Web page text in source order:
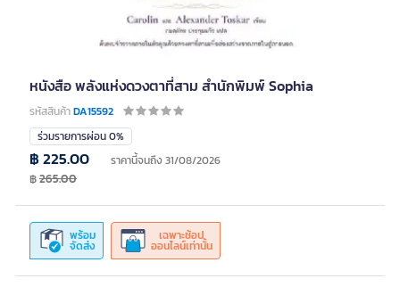
หนังสือ พลังแห่งดวงตาที่สาม สำนักพิมพ์ Sophia
รหัสสินค้าDA15592
ร่วมรายการผ่อน 0%
พร้อม
จัดส่ง
เฉพาะช้อป
ออนไลน์เท่านั้น
฿ 225.00 ราคานี้จนถึง 31/08/2026
฿265.00